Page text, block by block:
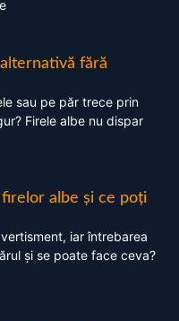
fără
sau pe păr trece prin
Firele albe nu dispar
albe și ce poți
iar întrebarea
și se poate face ceva?